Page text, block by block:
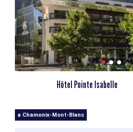
Hôtel Pointe Isabelle
a Chamonix-Mont-Blanc